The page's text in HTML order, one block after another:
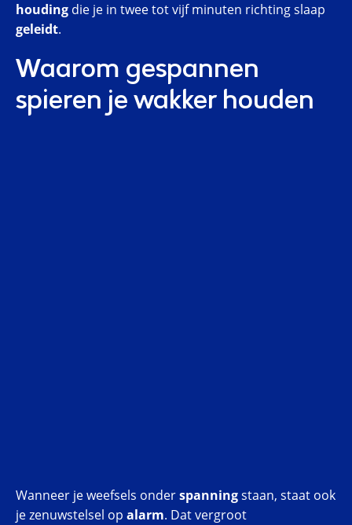
houding die je in twee tot vijf minuten richting slaap
geleidt.
Waarom gespannen
spieren je wakker houden
Wanneer je weefsels onderspanningstaan, staat ook
je zenuwstelsel op alarm. Dat vergroot